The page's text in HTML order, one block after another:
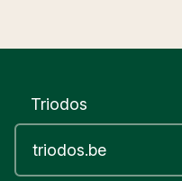
Triodos